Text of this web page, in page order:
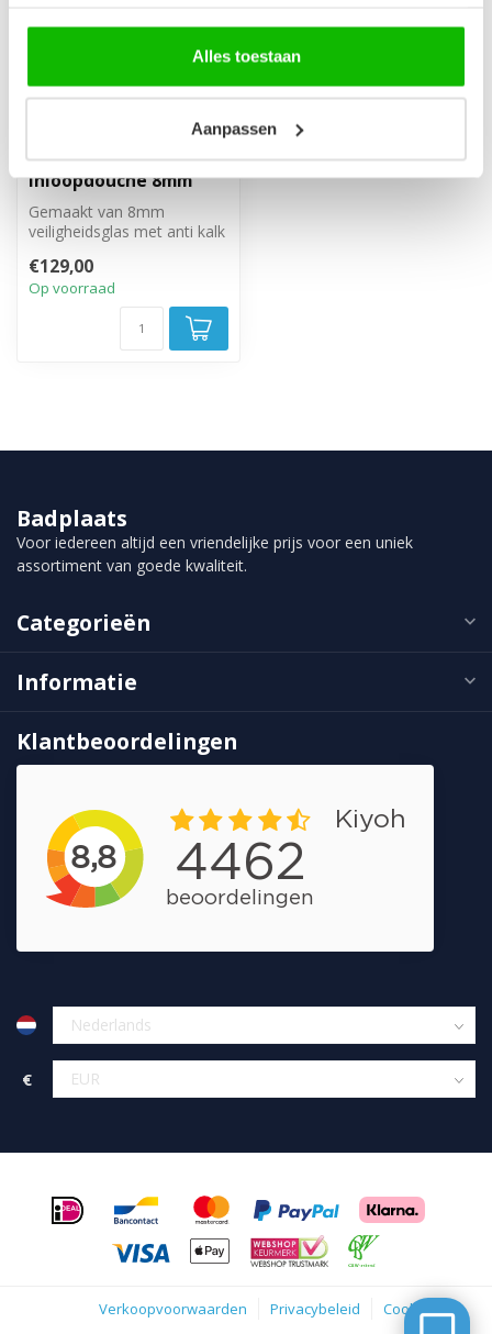
Alles toestaan
Aanpassen
Douchewand Florida
30 x 200 cm - zwart -
inloopdouche 8mm
Gemaakt van 8mm
veiligheidsglas met anti kalk
stabilisati...
€129,00
Op voorraad
Badplaats
Voor iedereen altijd een vriendelijke prijs voor een uniek
assortiment van goede kwaliteit.
Categorieën
Informatie
Klantbeoordelingen
€
Verkoopvoorwaarden Privacybeleid
Cookies